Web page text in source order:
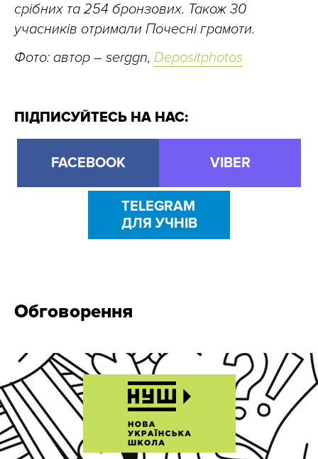
срібних та 254 бронзових. Також 30
учасників отримали Почесні грамоти.
Фото: автор – serggn, Depositphotos
ПІДПИСУЙТЕСЬ НА НАС:
FACEBOOK VIBER
TELEGRAM
ДЛЯ УЧНІВ
Обговорення